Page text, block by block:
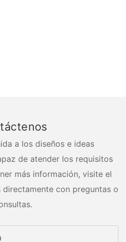
a los diseños e ideas
de atender los requisitos
más información, visite el
con preguntas o